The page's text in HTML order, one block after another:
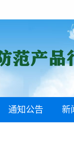
通知公告 新